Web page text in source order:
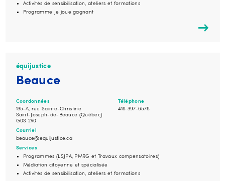
Activités de sensibilisation, ateliers et formations
Programme Je joue gagnant
équijustice
Beauce
Coordonnées
135-A, rue Sainte-Christine
Saint-Joseph-de-Beauce (Québec)
G0S 2V0
Téléphone
418 397-6578
Courriel
beauce@equijustice.ca
Services
Programmes (LSJPA, PMRG et Travaux compensatoires)
Médiation citoyenne et spécialisée
Activités de sensibilisation, ateliers et formations